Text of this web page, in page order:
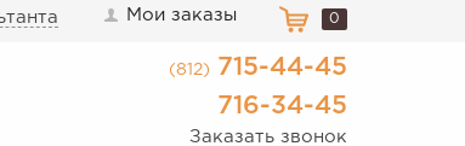
Мои заказы 0
(812)
715-44-45
716-34-45
Заказать звонок